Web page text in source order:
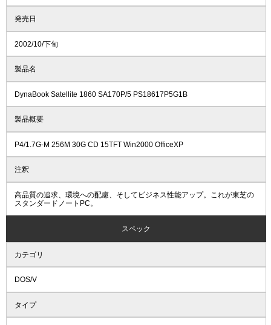
発売日
2002/10/下旬
製品名
DynaBook Satellite 1860 SA170P/5 PS18617P5G1B
製品概要
P4/1.7G-M 256M 30G CD 15TFT Win2000 OfficeXP
注釈
高品質の追求、環境への配慮、そしてビジネス性能アップ。これが東芝の
スタンダードノートPC。
スペック
カテゴリ
DOS/V
タイプ